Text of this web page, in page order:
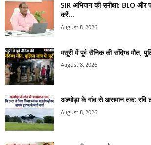
SIR अभियान की समीक्षा: BLO और
करें...
August 8, 2026
मसूरी में पूर्व सैनिक की संदिग्ध मौत,
August 8, 2026
अल्मोड़ा के गांव से आसमान तक: रवि
August 8, 2026